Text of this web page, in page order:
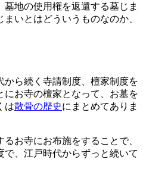
地の使用権を返還する墓じま
いとはどういうものなのか、
から続く寺請制度、檀家制度を
にお寺の檀家となって、お墓を
は散骨の歴史にまとめてありま
お寺にお布施をすることで、
、江戸時代からずっと続いて